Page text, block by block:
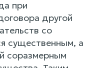
при
другой
со
существенным, а
соразмерным